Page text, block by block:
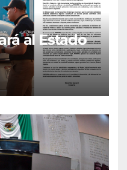
al Estado